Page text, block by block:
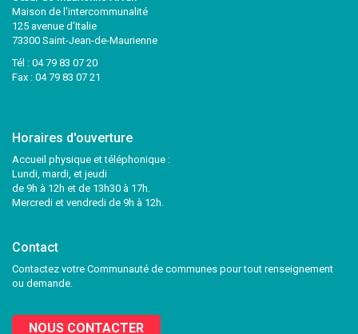
Maison de l’intercommunalité
125 avenue d’Italie
73300 Saint-Jean-de-Maurienne
Tél : 04 79 83 07 20
Fax : 04 79 83 07 21
Horaires d'ouverture
Accueil physique et téléphonique :
Lundi, mardi, et jeudi
de 9h à 12h et de 13h30 à 17h.
Mercredi et vendredi de 9h à 12h.
Contact
Contactez votre Communauté de communes pour tout renseignement
ou demande.
NOUS CONTACTER